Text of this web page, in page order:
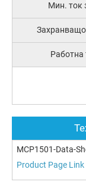
Мин. ток
Работна
MCP1501-Data-
Product Page Link